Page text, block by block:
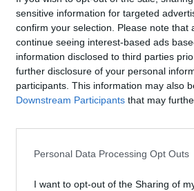
sensitive information for targeted
confirm your selection. Please note
continue seeing interest-based ads
information disclosed to third parties
further disclosure of your personal
participants. This information may also
Downstream Participants that may
Personal Data Processing Opt Outs
I want to opt-out of the Sharing of